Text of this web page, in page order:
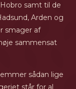
samt til de
Arden og
smager af
sammensat
sådan lige
står for al